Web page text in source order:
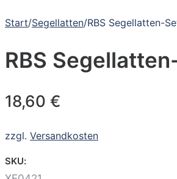
Start/Segellatten/RBS Segellatten-
RBS
18,60 €
zzgl. Versandkosten
SKU: